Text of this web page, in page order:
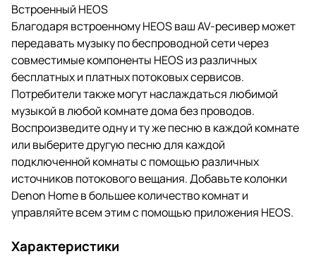
Встроенный HEOS
Благодаря встроенному HEOS ваш AV-ресивер может
передавать музыку по беспроводной сети через
совместимые компоненты HEOS из различных
бесплатных и платных потоковых сервисов.
Потребители также могут наслаждаться любимой
музыкой в любой комнате дома без проводов.
Воспроизведите одну и ту же песню в каждой комнате
или выберите другую песню для каждой
подключенной комнаты с помощью различных
источников потокового вещания. Добавьте колонки
Denon Home в большее количество комнат и
управляйте всем этим с помощью приложения HEOS.
Характеристики